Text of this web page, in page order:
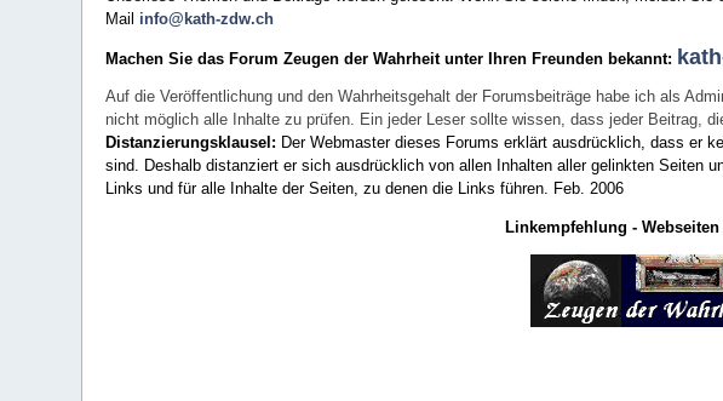
Mail info@kath-zdw.ch
Machen Sie das Forum Zeugen der Wahrheit unter Ihren Freunden bekannt:
Auf die Veröffentlichung und den Wahrheitsgehalt der Forumsbeiträge habe ich als
nicht möglich alle Inhalte zu prüfen. Ein jeder Leser sollte wissen, dass jeder Beitrag,
Distanzierungsklausel: Der Webmaster dieses Forums erklärt ausdrücklich, dass er
sind. Deshalb distanziert er sich ausdrücklich von allen Inhalten aller gelinkten Seiten
Links und für alle Inhalte der Seiten, zu denen die Links führen. Feb. 2006
Linkempfehlung -